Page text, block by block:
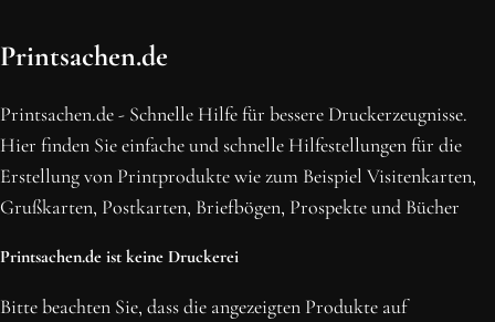
OH SCHON AM ENDE ANGEKOMMEN
BLEIBE MIT UNS IN VERBINDUNG!
Erhalte die neusten Beiträge, sichere dir Top-Angebote und
abonniere unseren Newsletter.
NEWSLETTER ABONNIEREN
Printsachen.de
Printsachen.de - Schnelle Hilfe für bessere Druckerzeugnisse.
Hier finden Sie einfache und schnelle Hilfestellungen für die
Erstellung von Printprodukte wie zum Beispiel Visitenkarten,
Grußkarten, Postkarten, Briefbögen, Prospekte und Bücher
Printsachen.de ist keine Druckerei
Bitte beachten Sie, dass die angezeigten Produkte auf